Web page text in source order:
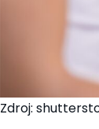
Zdroj: